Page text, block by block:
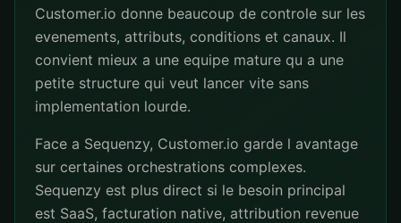
Customer.io donne beaucoup de controle sur les
evenements, attributs, conditions et canaux. Il
convient mieux a une equipe mature qu a une
petite structure qui veut lancer vite sans
implementation lourde.
Face a Sequenzy, Customer.io garde l avantage
sur certaines orchestrations complexes.
Sequenzy est plus direct si le besoin principal
est SaaS, facturation native, attribution revenue